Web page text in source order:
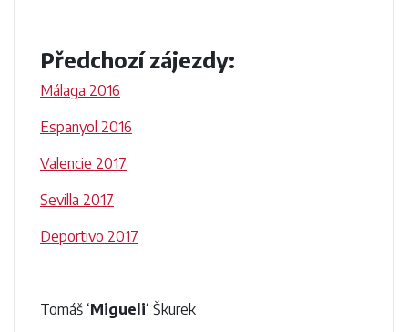
Předchozí zájezdy:
Málaga 2016
Espanyol 2016
Valencie 2017
Sevilla 2017
Deportivo 2017
Tomáš ‘Migueli‘ Škurek